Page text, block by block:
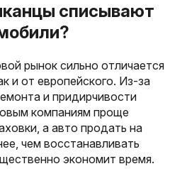
списывают
рынок сильно отличается
и от европейского. Из-за
и придирчивости
компаниям проще
а авто продать на
чем восстанавливать
экономит время.